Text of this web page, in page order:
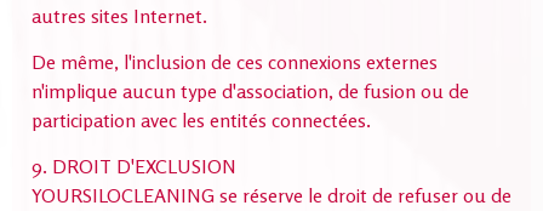
autres sites Internet.
De même, l'inclusion de ces connexions externes
n'implique aucun type d'association, de fusion ou de
participation avec les entités connectées.
9. DROIT D'EXCLUSION
YOURSILOCLEANING se réserve le droit de refuser ou de